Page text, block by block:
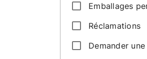
Emballages
Réclamations
Demander